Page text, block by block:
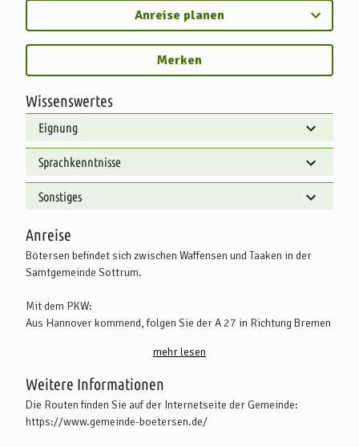
Wissenswertes
Eignung
Sprachkenntnisse
Sonstiges
Anreise
Bötersen befindet sich zwischen Waffensen und Taaken in der
Samtgemeinde Sottrum.
Mit dem PKW:
Aus Hannover kommend, folgen Sie der A 27 in Richtung Bremen
Bremen oder Hamburg kommend über die A 1 (Abfahrt
Richtung Rotenburg (Wümme) bis Sie im Ort Waffensen nach
Bötersen abbiegen können.
mehr lesen
Weitere Informationen
Die Routen finden Sie auf der Internetseite der Gemeinde:
https://www.gemeinde-boetersen.de/
Anreise planen
Merken